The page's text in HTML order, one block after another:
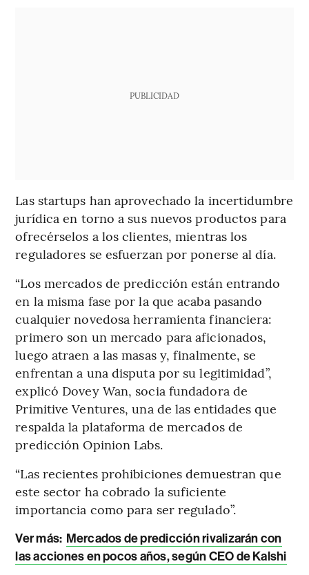
PUBLICIDAD
Las startups han aprovechado la incertidumbre
jurídica en torno a sus nuevos productos para
ofrecérselos a los clientes, mientras los
reguladores se esfuerzan por ponerse al día.
“Los mercados de predicción están entrando
en la misma fase por la que acaba pasando
cualquier novedosa herramienta financiera:
primero son un mercado para aficionados,
luego atraen a las masas y, finalmente, se
enfrentan a una disputa por su legitimidad”,
explicó Dovey Wan, socia fundadora de
Primitive Ventures, una de las entidades que
respalda la plataforma de mercados de
predicción Opinion Labs.
“Las recientes prohibiciones demuestran que
este sector ha cobrado la suficiente
importancia como para ser regulado”.
Ver más: Mercados de predicción rivalizarán con
las acciones en pocos años, según CEO de Kalshi